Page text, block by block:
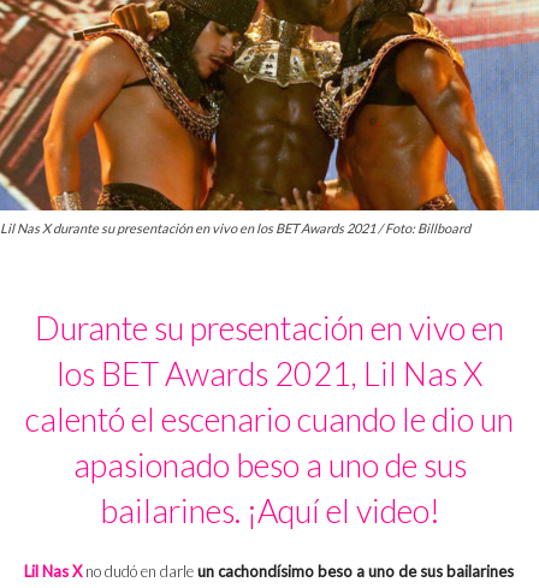
Lil Nas X durante su presentación en vivo en los BET Awards 2021 / Foto: Billboard
Durante su presentación en vivo en
los BET Awards 2021, Lil Nas X
calentó el escenario cuando le dio un
apasionado beso a uno de sus
bailarines. ¡Aquí el video!
Lil Nas Xno dudó en darleun cachondísimo beso a uno de sus bailarines